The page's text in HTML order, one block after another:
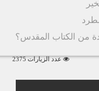
من الكتاب المقدس؟
عدد الزيارات 2375